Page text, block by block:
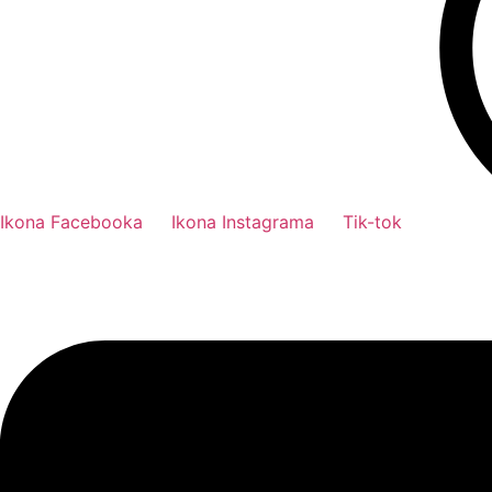
Ikona Facebooka Ikona Instagrama Tik-tok